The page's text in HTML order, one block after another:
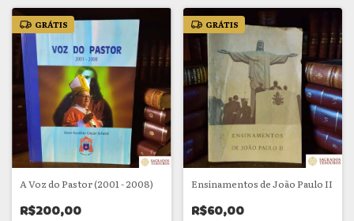
GRÁTIS
A Voz do Pastor (2001 - 2008)
R$200,00
GRÁTIS
Ensinamentos de João Paulo II
R$60,00